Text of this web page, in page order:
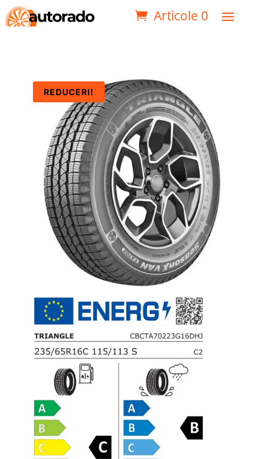
Articole 0
REDUCERI!